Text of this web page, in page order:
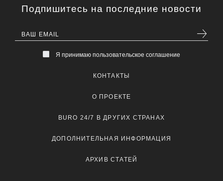
Подпишитесь на последние новости
Я принимаю пользовательское соглашение
КОНТАКТЫ
О ПРОЕКТЕ
BURO 24/7 В ДРУГИХ СТРАНАХ
ДОПОЛНИТЕЛЬНАЯ ИНФОРМАЦИЯ
АРХИВ СТАТЕЙ